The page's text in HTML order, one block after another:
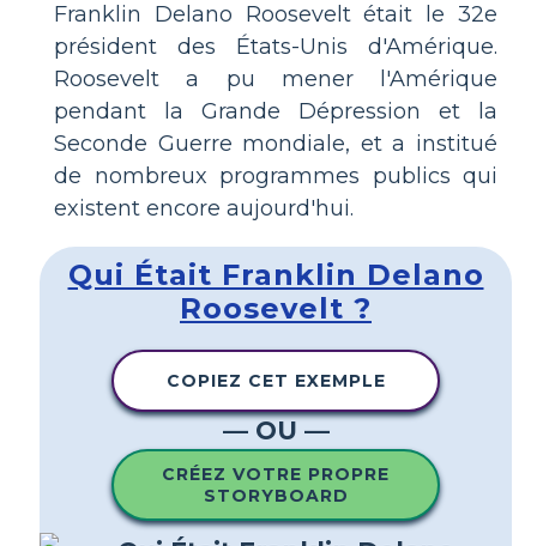
Franklin Delano Roosevelt était le 32e
président des États-Unis d'Amérique.
Roosevelt a pu mener l'Amérique
pendant la Grande Dépression et la
Seconde Guerre mondiale, et a institué
de nombreux programmes publics qui
existent encore aujourd'hui.
Qui Était Franklin Delano
Roosevelt ?
COPIEZ CET EXEMPLE
— OU —
CRÉEZ VOTRE PROPRE
STORYBOARD